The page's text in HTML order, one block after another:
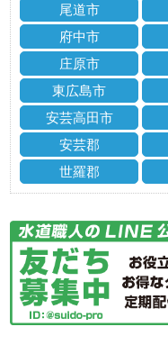
尾道市
府中市
庄原市
東広島市
安芸高田市
安芸郡
世羅郡